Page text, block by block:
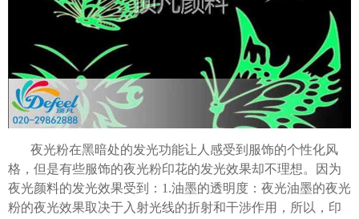
夜光粉在黑暗处的发光功能让人感受到服饰的个性化风
格，但是有些服饰的夜光粉印花的发光效果却不理想。因为
夜光颜料的发光效果受到：1.油墨的透明度：夜光油墨的夜光
粉的夜光效果取决于入射光线的折射和干涉作用，所以，印